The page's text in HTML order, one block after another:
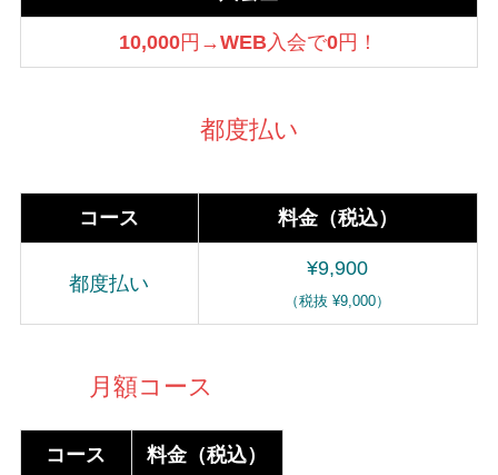
10,000円→WEB入会で0円！
都度払い
コース 料金（税込）
都度払い
¥9,900
（税抜 ¥9,000）
月額コース
コース 料金（税込）